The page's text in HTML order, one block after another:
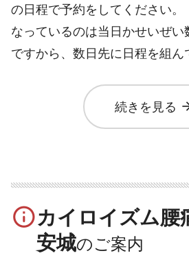
の日程で予約をしてください。
なっているのは当日かせいぜい
ですから、数日先に日程を組
続きを見る
info_outlineカイロイズム腰
安城